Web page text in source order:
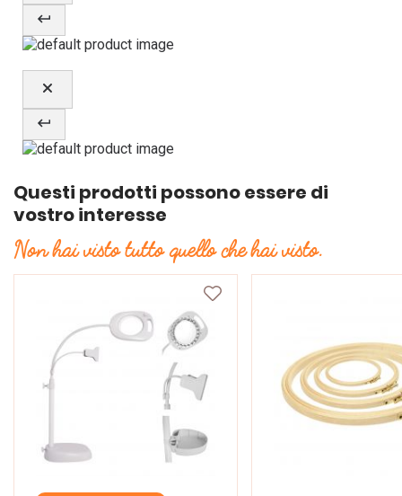
Questi prodotti possono essere di
vostro interesse
Non hai visto tutto quello che hai visto.